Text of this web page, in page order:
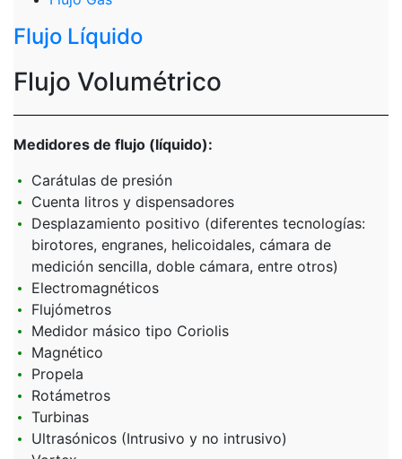
Flujo Líquido
Flujo Volumétrico
Medidores de flujo (líquido):
Carátulas de presión
Cuenta litros y dispensadores
Desplazamiento positivo (diferentes tecnologías:
birotores, engranes, helicoidales, cámara de
medición sencilla, doble cámara, entre otros)
Electromagnéticos
Flujómetros
Medidor másico tipo Coriolis
Magnético
Propela
Rotámetros
Turbinas
Ultrasónicos (Intrusivo y no intrusivo)